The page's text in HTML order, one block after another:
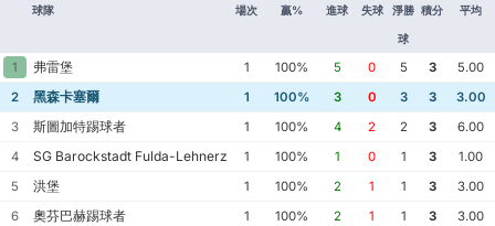
球隊 場次 贏% 進球 失球 淨勝
球
積分 平均
1 弗雷堡 1 100% 5 0 5 3
5.00
2
黑森卡塞爾 1 100% 3 0 3 3
3.00
3
斯圖加特踢球者 1 100% 4 2 2 3
6.00
4
SG Barockstadt Fulda-Lehnerz 1 100% 1 0 1 3
1.00
5
洪堡 1 100% 2 1 1 3
3.00
6
奧芬巴赫踢球者 1 100% 2 1 1 3
3.00